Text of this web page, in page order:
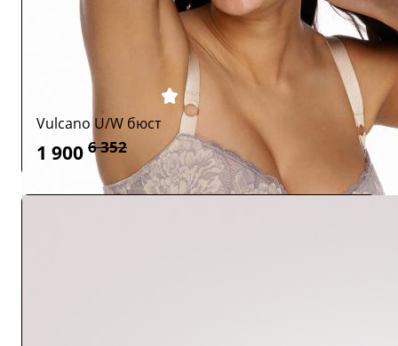
Vulcano U/W бюст
1 900 6 352